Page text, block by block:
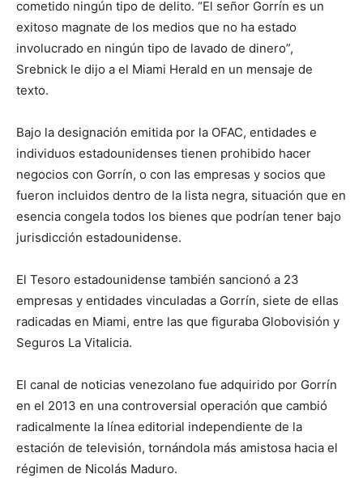
cometido ningún tipo de delito. “El señor Gorrín es un
exitoso magnate de los medios que no ha estado
involucrado en ningún tipo de lavado de dinero”,
Srebnick le dijo a el Miami Herald en un mensaje de
texto.
Bajo la designación emitida por la OFAC, entidades e
individuos estadounidenses tienen prohibido hacer
negocios con Gorrín, o con las empresas y socios que
fueron incluidos dentro de la lista negra, situación que en
esencia congela todos los bienes que podrían tener bajo
jurisdicción estadounidense.
El Tesoro estadounidense también sancionó a 23
empresas y entidades vinculadas a Gorrín, siete de ellas
radicadas en Miami, entre las que figuraba Globovisión y
Seguros La Vitalicia.
El canal de noticias venezolano fue adquirido por Gorrín
en el 2013 en una controversial operación que cambió
radicalmente la línea editorial independiente de la
estación de televisión, tornándola más amistosa hacia el
régimen de Nicolás Maduro.